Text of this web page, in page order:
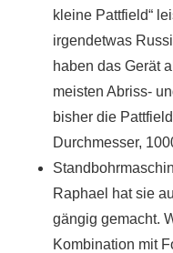
kleine Pattfield“
irgendetwas
haben das Gerät
meisten Abriss-
bisher die
Durchmesser,
Raphael hat sie
gängig gemacht.
Kombination mit